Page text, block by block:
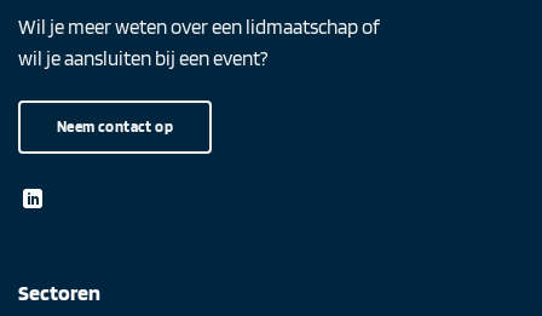
Wil je meer weten over een lidmaatschap of
wil je aansluiten bij een event?
Neem contact op
Sectoren